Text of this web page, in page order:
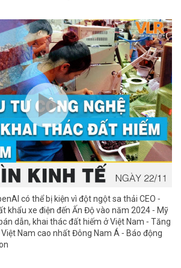
có thể bị kiện vì đột ngột sa thải CEO ⁃
khẩu xe điện đến Ấn Độ vào năm 2024 ⁃ Mỹ
dẫn, khai thác đất hiếm ở Việt Nam ⁃ Tăng
Nam cao nhất Đông Nam Á ⁃ Báo động